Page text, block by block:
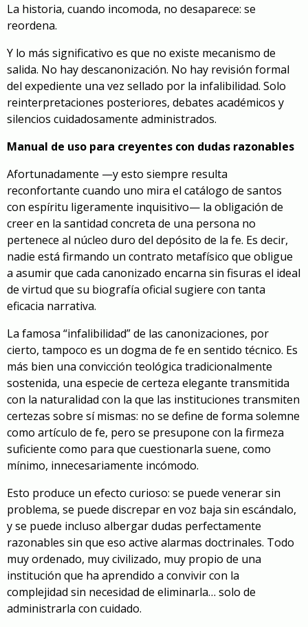
La historia, cuando incomoda, no desaparece: se
reordena.
Y lo más significativo es que no existe mecanismo de
salida. No hay descanonización. No hay revisión formal
del expediente una vez sellado por la infalibilidad. Solo
reinterpretaciones posteriores, debates académicos y
silencios cuidadosamente administrados.
Manual de uso para creyentes con dudas razonables
Afortunadamente —y esto siempre resulta
reconfortante cuando uno mira el catálogo de santos
con espíritu ligeramente inquisitivo— la obligación de
creer en la santidad concreta de una persona no
pertenece al núcleo duro del depósito de la fe. Es decir,
nadie está firmando un contrato metafísico que obligue
a asumir que cada canonizado encarna sin fisuras el ideal
de virtud que su biografía oficial sugiere con tanta
eficacia narrativa.
La famosa “infalibilidad” de las canonizaciones, por
cierto, tampoco es un dogma de fe en sentido técnico. Es
más bien una convicción teológica tradicionalmente
sostenida, una especie de certeza elegante transmitida
con la naturalidad con la que las instituciones transmiten
certezas sobre sí mismas: no se define de forma solemne
como artículo de fe, pero se presupone con la firmeza
suficiente como para que cuestionarla suene, como
mínimo, innecesariamente incómodo.
Esto produce un efecto curioso: se puede venerar sin
problema, se puede discrepar en voz baja sin escándalo,
y se puede incluso albergar dudas perfectamente
razonables sin que eso active alarmas doctrinales. Todo
muy ordenado, muy civilizado, muy propio de una
institución que ha aprendido a convivir con la
complejidad sin necesidad de eliminarla… solo de
administrarla con cuidado.